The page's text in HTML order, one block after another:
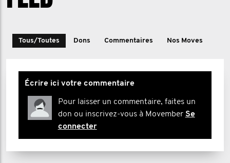
Tous/Toutes Dons Commentaires Nos Moves
Écrire ici votre commentaire
Pour laisser un commentaire, faites un
don ou inscrivez-vous à Movember Se
connecter